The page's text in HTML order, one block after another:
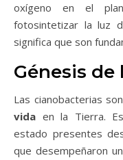
oxígeno en el
fotosintetizar la luz
significa que son
Génesis de
Las cianobacterias
vida en la Tierra.
estado presentes
que desempeñaron